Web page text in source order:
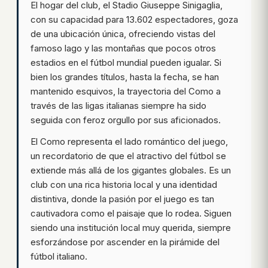
El hogar del club, el Stadio Giuseppe Sinigaglia,
con su capacidad para 13.602 espectadores, goza
de una ubicación única, ofreciendo vistas del
famoso lago y las montañas que pocos otros
estadios en el fútbol mundial pueden igualar. Si
bien los grandes títulos, hasta la fecha, se han
mantenido esquivos, la trayectoria del Como a
través de las ligas italianas siempre ha sido
seguida con feroz orgullo por sus aficionados.
El Como representa el lado romántico del juego,
un recordatorio de que el atractivo del fútbol se
extiende más allá de los gigantes globales. Es un
club con una rica historia local y una identidad
distintiva, donde la pasión por el juego es tan
cautivadora como el paisaje que lo rodea. Siguen
siendo una institución local muy querida, siempre
esforzándose por ascender en la pirámide del
fútbol italiano.